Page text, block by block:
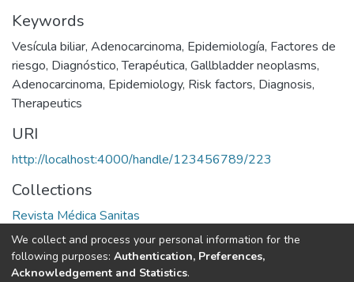
Keywords
Vesícula biliar, Adenocarcinoma, Epidemiología, Factores de
riesgo, Diagnóstico,Terapéutica, Gallbladder neoplasms,
Adenocarcinoma, Epidemiology, Risk factors, Diagnosis,
Therapeutics
URI
http://localhost:4000/handle/123456789/223
Collections
Revista Médica Sanitas
Full item page
We collect and process your personal information for the
following purposes: Authentication, Preferences,
Acknowledgement and Statistics.